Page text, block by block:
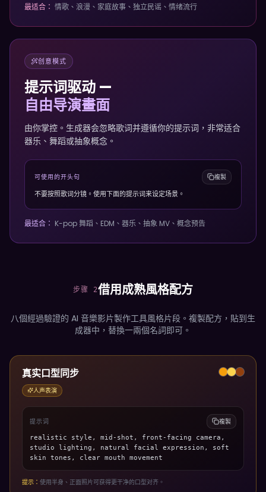
最适合： 情歌、浪漫、家庭故事、独立民谣、情绪流行
创意模式
提示词驱动 —
自由导演畫面
由你掌控。生成器会忽略歌词并遵循你的提示词，非常适合
器乐、舞蹈或抽象概念。
可使用的开头句 複製
不要按照歌词分镜。使用下面的提示词来设定场景。
最适合： K-pop 舞蹈、EDM、器乐、抽象 MV、概念预告
步骤 2借用成熟風格配方
八個經過驗證的 AI 音樂影片製作工具風格片段。複製配方，貼到生
成器中，替換一兩個名詞即可。
真实口型同步
人声表演
提示词 複製
realistic style, mid-shot, front-facing camera,
studio lighting, natural facial expression, soft
skin tones, clear mouth movement
提示： 使用半身、正面照片可获得更干净的口型对齐。